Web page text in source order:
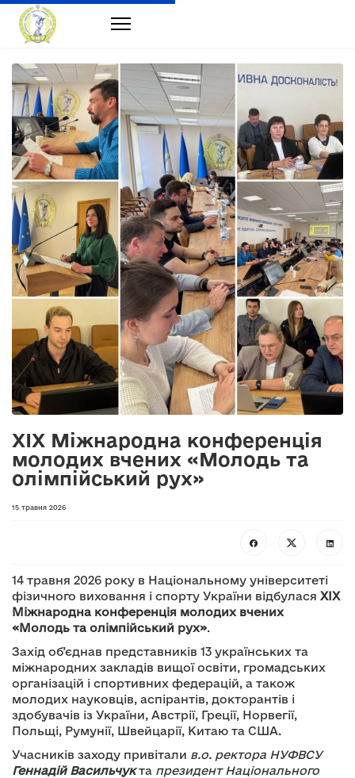
XІХ Міжнародна конференція
молодих вчених «Молодь та
олімпійський рух»
15 травня 2026
14 травня 2026 року в Національному університеті
фізичного виховання і спорту України відбулася XІХ
Міжнародна конференція молодих вчених
«Молодь та олімпійський рух».
Захід об’єднав представників 13 українських та
міжнародних закладів вищої освіти, громадських
організацій і спортивних федерацій, а також
молодих науковців, аспірантів, докторантів і
здобувачів із України, Австрії, Греції, Норвегії,
Польщі, Румунії, Швейцарії, Китаю та США.
Учасників заходу привітали в.о. ректора НУФВСУ
Геннадій Васильчукта президент Національного